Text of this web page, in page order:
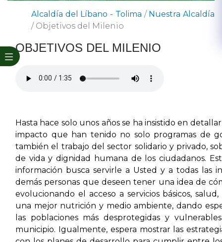
Alcaldía del Líbano - Tolima / Nuestra Alcaldía
/ Objetivos del Milenio
OBJETIVOS DEL MILENIO
Hasta hace solo unos años se ha insistido en
impacto que han tenido no solo programas de
también el trabajo del sector solidario y privado,
de vida y dignidad humana de los ciudadanos.
información busca servirle a Usted y a todas las
demás personas que deseen tener una idea de
evolucionando el acceso a servicios básicos,
una mejor nutrición y medio ambiente, dando
las poblaciones más desprotegidas y
municipio. Igualmente, espera mostrar las